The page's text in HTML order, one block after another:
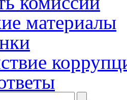
материалы